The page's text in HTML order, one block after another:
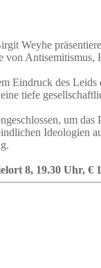
Weyhe
Eindruck des
tiefe
um
Ideologien
8, 19.30 Uhr, €